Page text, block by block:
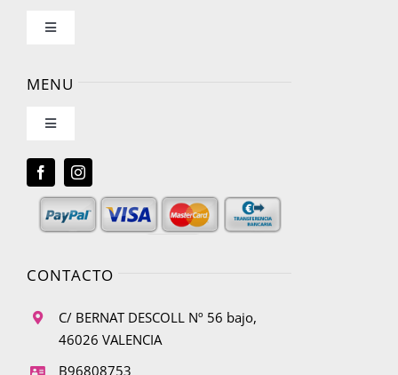
Toggle
Condiciones de uso
Política de privacidad
Condiciones de contratación
Desistimiento
MENU
Toggle
Blog
Envíanos tu diseño
CONTACTO
C/ BERNAT DESCOLL Nº 56 bajo,
46026 VALENCIA
B96808753